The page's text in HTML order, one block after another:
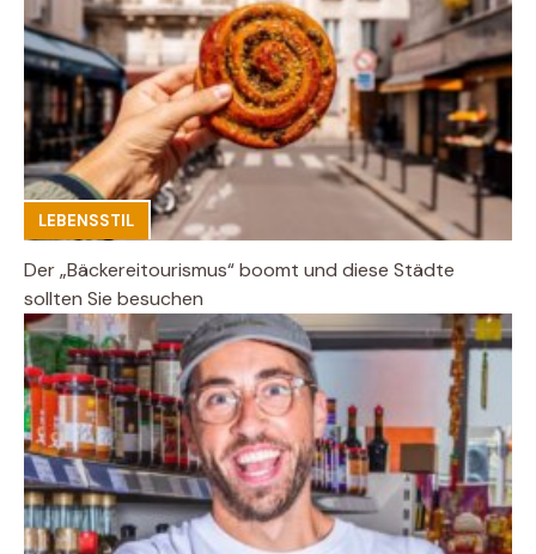
LEBENSSTIL
Der „Bäckereitourismus“ boomt und diese Städte
sollten Sie besuchen